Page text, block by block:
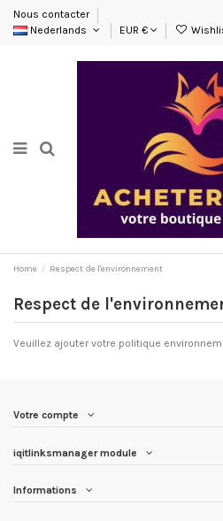
Nous contacter
Nederlands
EUR €
Home Respect de l'environnement
Respect de
Veuillez ajouter votre politique
Votre compte
iqitlinksmanager module
Informations